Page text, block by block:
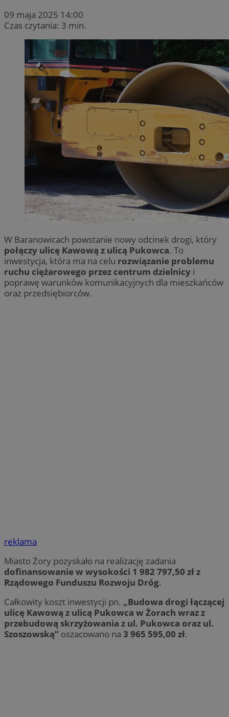
09 maja 2025 14:00
Czas czytania: 3 min.
W Baranowicach powstanie nowy odcinek drogi, który
połączy ulicę Kawową z ulicą Pukowca. To
inwestycja, która ma na celu rozwiązanie problemu
ruchu ciężarowego przez centrum dzielnicy i
poprawę warunków komunikacyjnych dla mieszkańców
oraz przedsiębiorców.
reklama
Miasto Żory pozyskało na realizację zadania
dofinansowanie w wysokości 1 982 797,50 zł z
Rządowego Funduszu Rozwoju Dróg.
Całkowity koszt inwestycji pn. „Budowa drogi łączącej
ulicę Kawową z ulicą Pukowca w Żorach wraz z
przebudową skrzyżowania z ul. Pukowca oraz ul.
Szoszowską” oszacowano na 3 965 595,00 zł.